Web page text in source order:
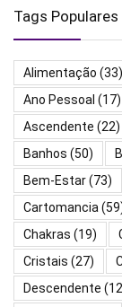
Tags Populares
Alimentação (33)
Ano Pessoal (17)
Ascendente (22)
Banhos (50)
Bem-Estar(73)
Cartomancia
Chakras (19)
Cristais (27)
Descendente